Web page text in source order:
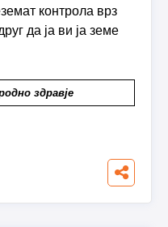
контрола врз
да ја ви ја земе
здравје